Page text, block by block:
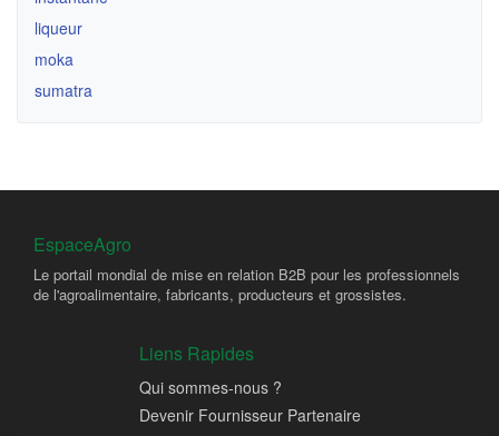
liqueur
moka
sumatra
EspaceAgro
Le portail mondial de mise en relation B2B pour les professionnels
de l'agroalimentaire, fabricants, producteurs et grossistes.
Liens Rapides
Qui sommes-nous ?
Devenir Fournisseur Partenaire